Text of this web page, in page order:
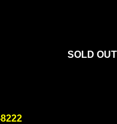
SOLD OUT